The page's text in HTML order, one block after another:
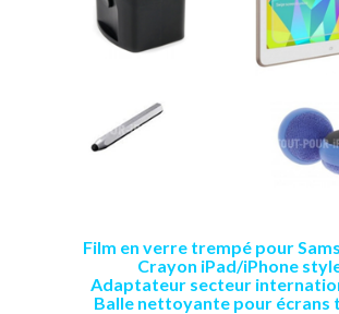
Film en verre trempé pour
Crayon iPad/iPhone
Adaptateur secteur
Balle nettoyante pour écrans